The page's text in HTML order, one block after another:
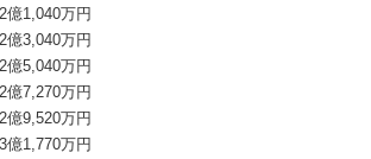
2億1,040万円
2億3,040万円
2億5,040万円
2億7,270万円
2億9,520万円
3億1,770万円